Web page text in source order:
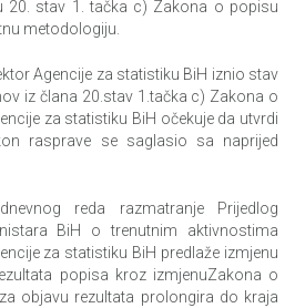
20. stav 1. tačka c) Zakona o popisu
metodologiju.
Agencije za statistiku BiH iznio stav
iz člana 20.stav 1.tačka c) Zakona o
za statistiku BiH očekuje da utvrdi
rasprave se saglasio sa naprijed
reda razmatranje Prijedlog
BiH o trenutnim aktivnostima
za statistiku BiH predlaže izmjenu
popisa kroz izmjenuZakona o
objavu rezultata prolongira do kraja